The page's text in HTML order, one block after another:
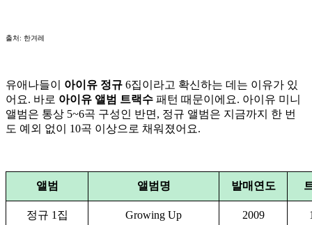
출처: 한겨레
유애나들이 아이유 정규 6집이라고 확신하는 데는 이유가 있
어요. 바로 아이유 앨범 트랙수 패턴 때문이에요. 아이유 미니
앨범은 통상 5~6곡 구성인 반면, 정규 앨범은 지금까지 한 번
도 예외 없이 10곡 이상으로 채워졌어요.
앨범 앨범명 발매연도
정규 1집 Growing Up 2009